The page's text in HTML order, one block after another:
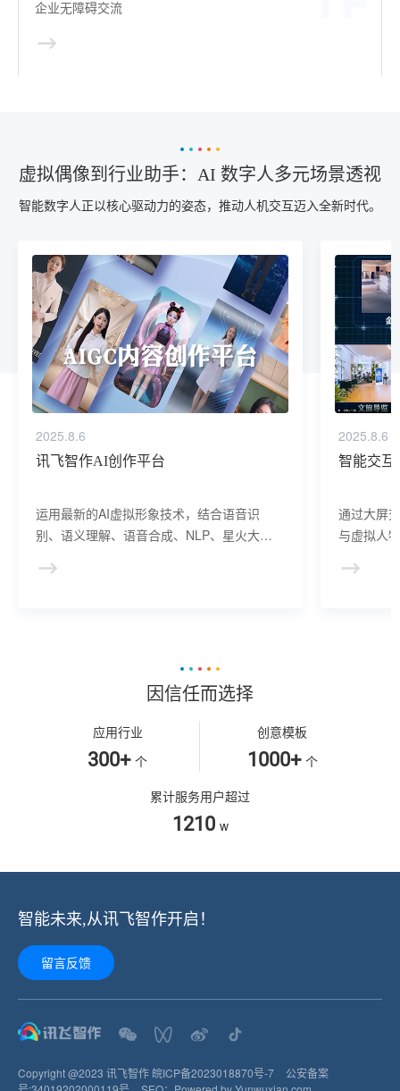
企业无障碍交流
虚拟偶像到行业助手：AI 数字人多元场景透视
智能数字人正以核心驱动力的姿态，推动人机交互迈入全新时代。
2025.8.6
讯飞智作AI创作平台
运用最新的AI虚拟形象技术，结合语音识
别、语义理解、语音合成、NLP、星火大模
建、AI驱动、多模态交互的多场景虚拟人产
2025.8.6
智能交互
通过大屏
与虚拟人
景，可广
因信任而选择
应用行业
300+ 个
创意模板
1000+ 个
累计服务用户超过
1210 w
智能未来,从讯飞智作开启！
留言反馈
Copyright @2023 讯飞智作 皖ICP备2023018870号-7
公安备案